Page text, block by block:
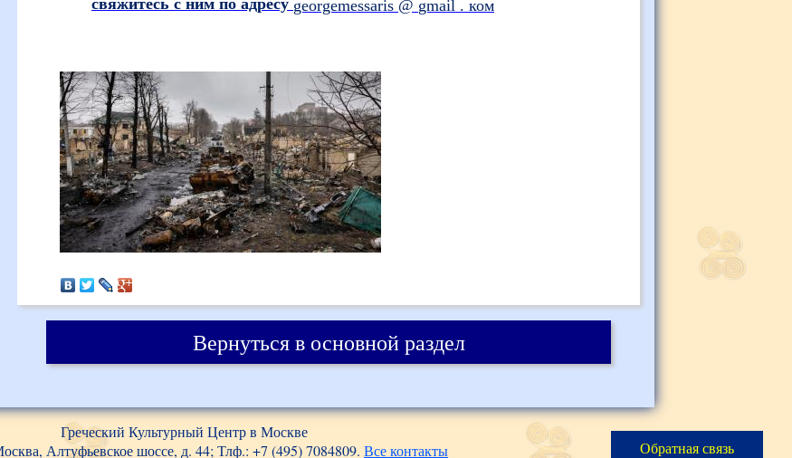
свяжитесь с ним по адресуgeorgemessaris @ gmail . ком
Вернуться в основной раздел
Греческий Культурный Центр в Москве
Алтуфьевское шоссе, д. 44; Тлф.: +7 (495) 7084809. Все контакты Обратная связь